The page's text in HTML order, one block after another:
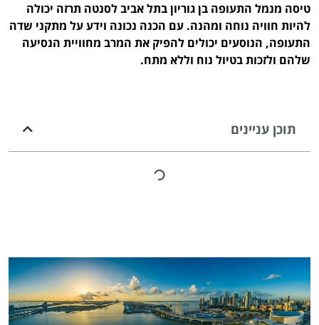
טיסה מנמל התעופה בן גוריון בתל אביב לסנטה תרזה יכולה
להיות חוויה נוחה ומהנה. עם הכנה נכונה וידע על מתקני שדה
התעופה, הנוסעים יכולים להפיק את המרב מחוויית הנסיעה
שלהם ולזכות בטיול נוח וללא מתח.
תוכן עניינים